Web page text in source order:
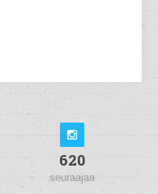
620
seuraajaa